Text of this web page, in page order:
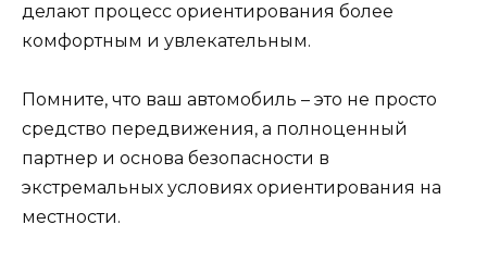
делают процесс ориентирования более
комфортным и увлекательным.
Помните, что ваш автомобиль – это не просто
средство передвижения, а полноценный
партнер и основа безопасности в
экстремальных условиях ориентирования на
местности.